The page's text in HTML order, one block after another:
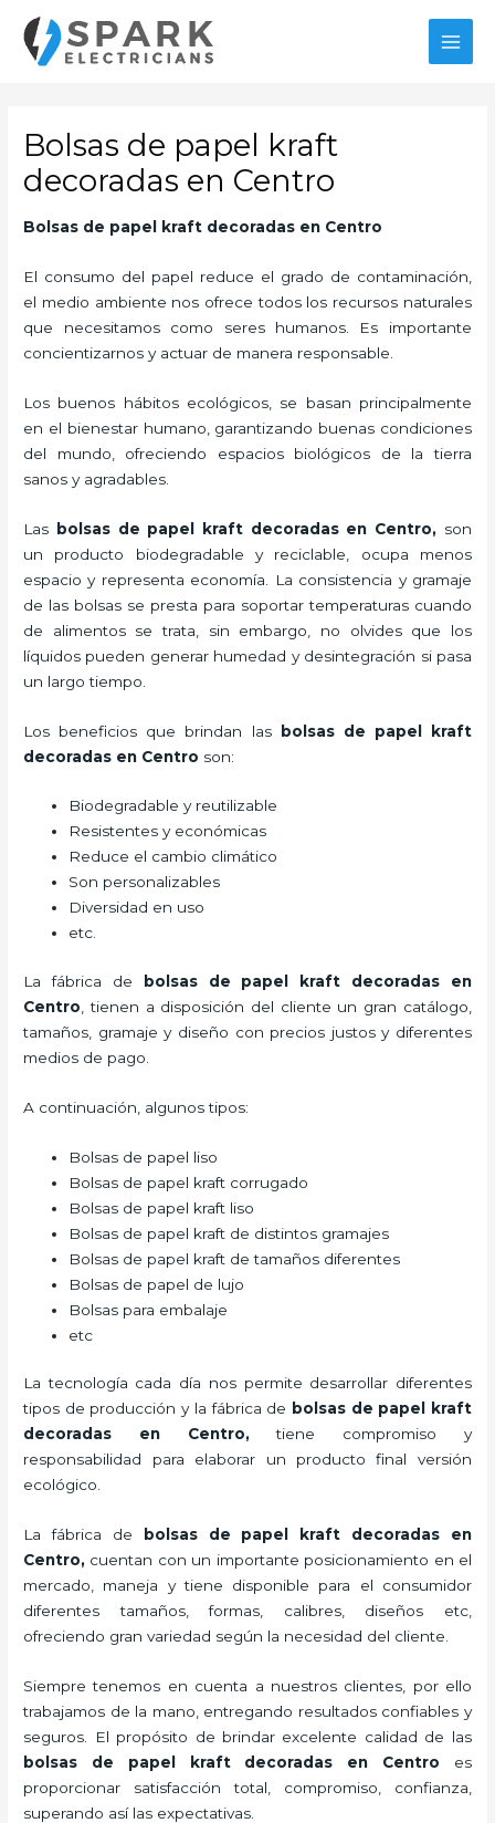
contenido
Bolsas de papel kraft
decoradas en Centro
Bolsas de papel kraft decoradas en Centro
El consumo del papel reduce el grado de contaminación,
el medio ambiente nos ofrece todos los recursos naturales
que necesitamos como seres humanos. Es importante
concientizarnos y actuar de manera responsable.
Los buenos hábitos ecológicos, se basan principalmente
en el bienestar humano, garantizando buenas condiciones
del mundo, ofreciendo espacios biológicos de la tierra
sanos y agradables.
Las bolsas de papel kraft decoradas en Centro, son
un producto biodegradable y reciclable, ocupa menos
espacio y representa economía. La consistencia y gramaje
de las bolsas se presta para soportar temperaturas cuando
de alimentos se trata, sin embargo, no olvides que los
líquidos pueden generar humedad y desintegración si pasa
un largo tiempo.
Los beneficios que brindan lasbolsas de papel kraft
decoradas en Centro son:
Biodegradable y reutilizable
Resistentes y económicas
Reduce el cambio climático
Son personalizables
Diversidad en uso
etc.
La fábrica de
bolsas de papel kraft decoradas en
Centro , tienen a disposición del cliente un gran catálogo,
tamaños, gramaje y diseño con precios justos y diferentes
medios de pago.
A continuación, algunos tipos:
Bolsas de papel liso
Bolsas de papel kraft corrugado
Bolsas de papel kraft liso
Bolsas de papel kraft de distintos gramajes
Bolsas de papel kraft de tamaños diferentes
Bolsas de papel de lujo
Bolsas para embalaje
etc
La tecnología cada día nos permite desarrollar diferentes
tipos de producción y la fábrica de bolsas de papel kraft
decoradas en Centro,tiene compromiso y
responsabilidad para elaborar un producto final versión
ecológico.
La fábrica de
bolsas de papel kraft decoradas en
Centro, cuentan con un importante posicionamiento en el
mercado,
maneja y tiene disponible para el consumidor
diferentes tamaños, formas, calibres, diseños etc,
ofreciendo gran variedad según la necesidad del cliente.
Siempre tenemos en cuenta a nuestros clientes, por ello
trabajamos de la mano, entregando resultados confiables y
seguros. El propósito de brindar excelente calidad de las
bolsas de papel kraft decoradas en Centro es
proporcionar satisfacción total, compromiso, confianza,
superando así las expectativas.